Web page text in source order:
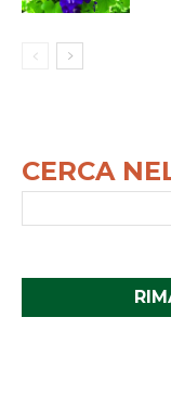
CERCA